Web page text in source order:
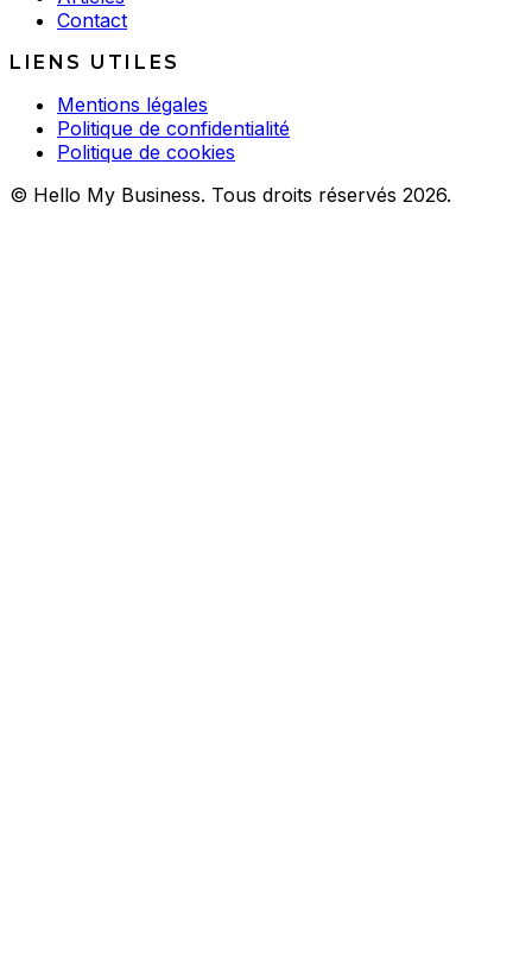
Contact
LIENS UTILES
Mentions légales
Politique de confidentialité
Politique de cookies
© Hello My Business. Tous droits réservés 2026.